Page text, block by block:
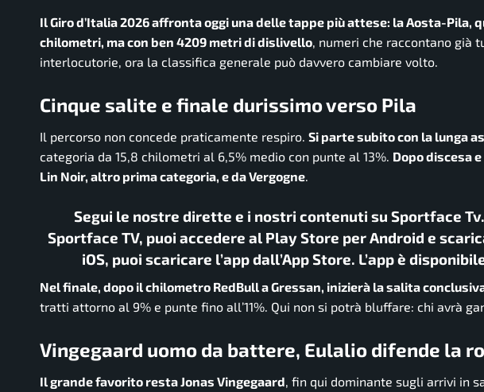
Il Giro d’Italia 2026 affronta oggi una delle tappe più attese: la Aosta-Pila,
chilometri, ma con ben 4209 metri di dislivello, numeri che raccontano già
interlocutorie, ora la classifica generale può davvero cambiare volto.
Cinque salite e finale durissimo verso Pila
Il percorso non concede praticamente respiro. Si parte subito con la lunga
categoria da 15,8 chilometri al 6,5% medio con punte al 13%. Dopo discesa
Lin Noir, altro prima categoria, e da Vergogne
Segui le nostre dirette e i nostri contenuti su Sportface
Sportface TV, puoi accedere al Play Store per Android e
iOS, puoi scaricare l’app dall’App Store. L’app è
Nel finale, dopo il chilometro RedBull a Gressan, inizierà la salita
tratti attorno al 9% e punte fino all’11%. Qui non si potrà bluffare: chi avrà
Vingegaard uomo da battere, Eulalio difende la
Il grande favorito resta Jonas Vingegaard, fin qui dominante sugli arrivi in